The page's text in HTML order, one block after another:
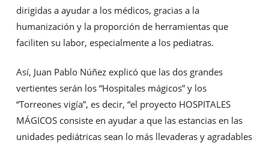
dirigidas a ayudar a los médicos, gracias a la
humanización y la proporción de herramientas que
faciliten su labor, especialmente a los pediatras.
Así, Juan Pablo Núñez explicó que las dos grandes
vertientes serán los “Hospitales mágicos” y los
“Torreones vigía”, es decir, “el proyecto HOSPITALES
MÁGICOS consiste en ayudar a que las estancias en las
unidades pediátricas sean lo más llevaderas y agradables